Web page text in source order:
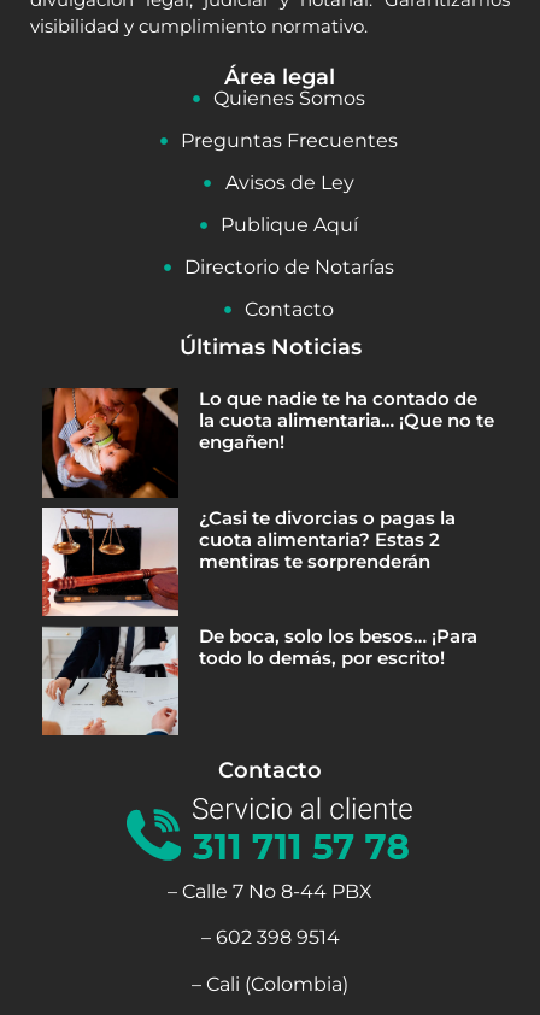
visibilidad y cumplimiento normativo.
Área legal
Quienes Somos
Preguntas Frecuentes
Avisos de Ley
Publique Aquí
Directorio de Notarías
Contacto
Últimas Noticias
Lo que nadie te ha contado de
la cuota alimentaria… ¡Que no te
engañen!
¿Casi te divorcias o pagas la
cuota alimentaria? Estas 2
mentiras te sorprenderán
De boca, solo los besos… ¡Para
todo lo demás, por escrito!
Contacto
– Calle 7 No 8-44 PBX
– 602 398 9514
– Cali (Colombia)